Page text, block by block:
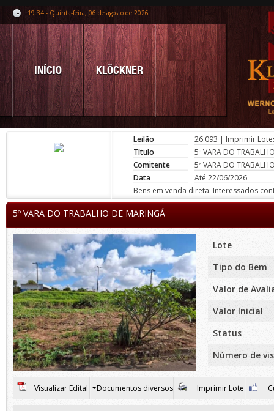
19:34 - Quinta-feira, 06 de agosto de 2026
INÍCIO KLÖCKNER
Leilão 26.093 | Imprimir
Título
5º VARA DO
Comitente
5ª VARA DO
Data
Até 22/06/2026
Bens em venda direta: Interessados
5º VARA DO TRABALHO DE MARINGÁ
Lote
Tipo do Bem
Valor de
Valor Inicial
Status
Número de
Visualizar Edital Documentos diversos Imprimir Lote